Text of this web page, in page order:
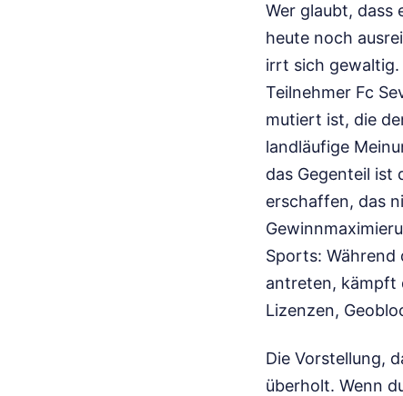
Wer glaubt, dass
heute noch
irrt sich gewaltig.
Teilnehmer Fc
mutiert ist, die
landläufige
das Gegenteil ist
erschaffen, das
Sports: Während
antreten, kämpft
Lizenzen,
Die Vorstellung,
überholt. Wenn